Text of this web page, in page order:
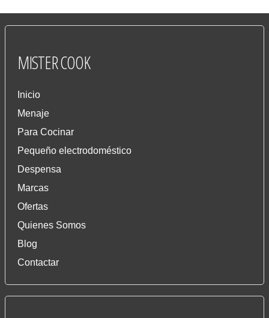
MISTERCOOK
Inicio
Menaje
Para Cocinar
Pequeño electrodoméstico
Despensa
Marcas
Ofertas
Quienes Somos
Blog
Contactar